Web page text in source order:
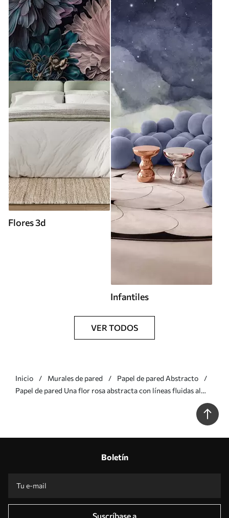
Flores 3d
Infantiles
VER TODOS
Inicio Murales de pared
Papel de pared Abstracto
Papel de pared Una flor rosa abstracta con líneas fluidas al
Boletín
Suscríbase a